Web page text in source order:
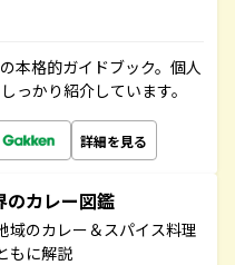
本格的ガイドブック。個人
っかり紹介しています。
詳細を見る
カレー図鑑
域のカレー＆スパイス料理
もに解説